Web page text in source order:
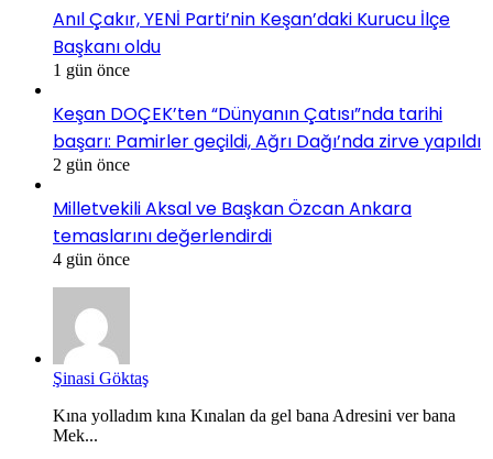
Anıl Çakır, YENİ Parti’nin Keşan’daki Kurucu İlçe
Başkanı oldu
1 gün önce
Keşan DOÇEK’ten “Dünyanın Çatısı”nda tarihi
başarı: Pamirler geçildi, Ağrı Dağı’nda zirve yapıldı
2 gün önce
Milletvekili Aksal ve Başkan Özcan Ankara
temaslarını değerlendirdi
4 gün önce
Şinasi Göktaş
Kına yolladım kına Kınalan da gel bana Adresini ver bana
Mek...